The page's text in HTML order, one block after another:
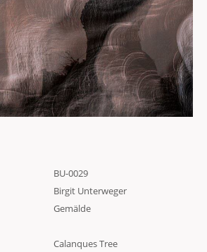
BU-0029
Birgit Unterweger
Gemälde
Calanques Tree